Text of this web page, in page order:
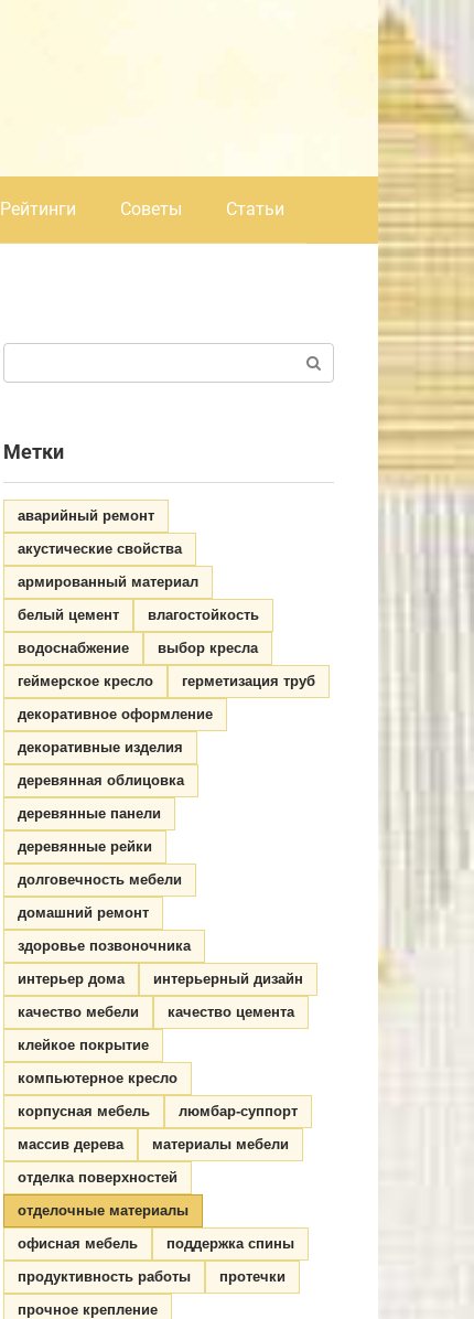
Рейтинги Советы Статьи
Метки
аварийный ремонт
акустические свойства
армированный материал
белый цемент
влагостойкость
водоснабжение
выбор кресла
геймерское кресло
герметизация труб
декоративное оформление
декоративные изделия
деревянная облицовка
деревянные панели
деревянные рейки
долговечность мебели
домашний ремонт
здоровье позвоночника
интерьер дома
интерьерный дизайн
качество мебели
качество цемента
клейкое покрытие
компьютерное кресло
корпусная мебель
люмбар-суппорт
массив дерева
материалы мебели
отделка поверхностей
отделочные материалы
офисная мебель
поддержка спины
продуктивность работы
протечки
прочное крепление